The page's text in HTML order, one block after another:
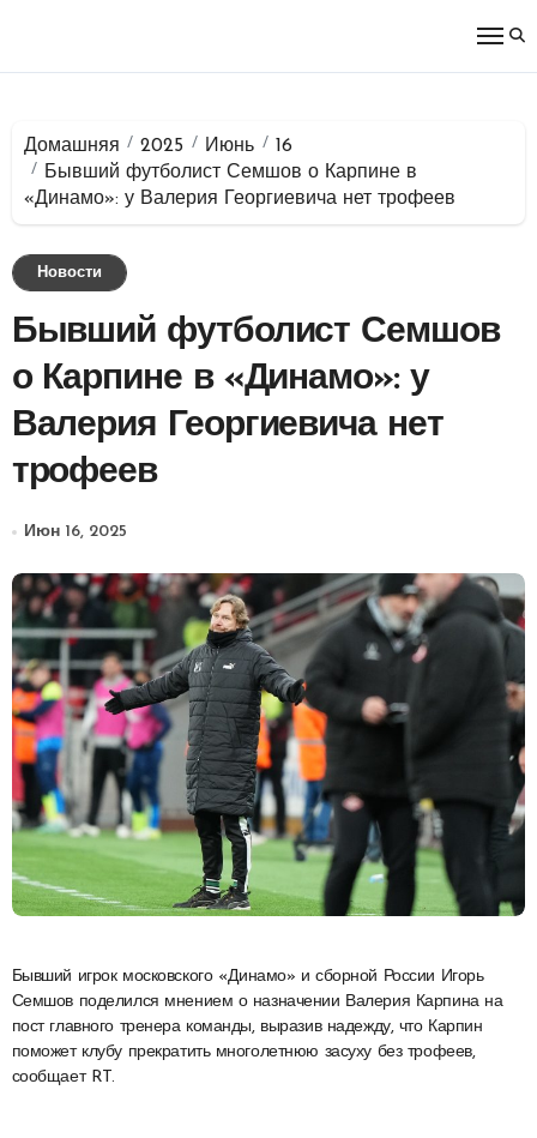
Домашняя 2025 Июнь
16
Бывший футболист Семшов о Карпине в
«Динамо»: у Валерия Георгиевича нет трофеев
Новости
Бывший футболист Семшов
о Карпине в «Динамо»: у
Валерия Георгиевича нет
трофеев
Июн 16, 2025
Бывший игрок московского «Динамо» и сборной России Игорь
Семшов поделился мнением о назначении Валерия Карпина на
пост главного тренера команды, выразив надежду, что Карпин
поможет клубу прекратить многолетнюю засуху без трофеев,
сообщает RT.